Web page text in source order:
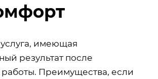
имеющая
результат после
Преимущества, если